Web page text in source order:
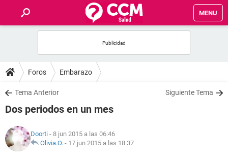
MENU
FOROS
SALUD
FAMILIA
NUTRICIÓN
Foros Embarazo
Tema Anterior Siguiente Tema
Dos periodos en un mes
Doorti - 8 jun 2015 a las 06:46
Olivia.O. - 17 jun 2015 a las 18:37